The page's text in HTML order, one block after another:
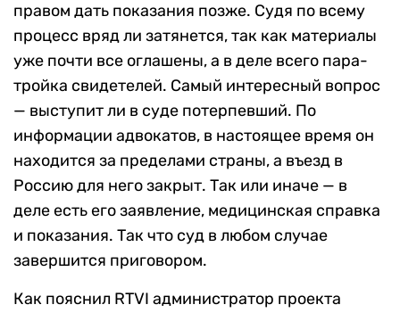
правом дать показания позже. Судя по всему
процесс вряд ли затянется, так как материалы
уже почти все оглашены, а в деле всего пара-
тройка свидетелей. Самый интересный вопрос
— выступит ли в суде потерпевший. По
информации адвокатов, в настоящее время он
находится за пределами страны, а въезд в
Россию для него закрыт. Так или иначе — в
деле есть его заявление, медицинская справка
и показания. Так что суд в любом случае
завершитcя приговором.
Как пояснил RTVI администратор проекта